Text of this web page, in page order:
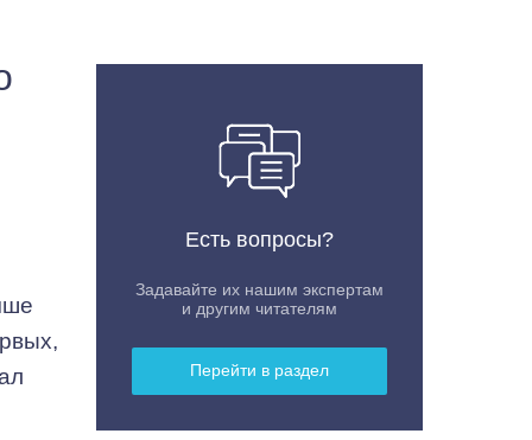
Есть вопросы?
Задавайте их нашим экспертам
и другим читателям
Перейти в раздел